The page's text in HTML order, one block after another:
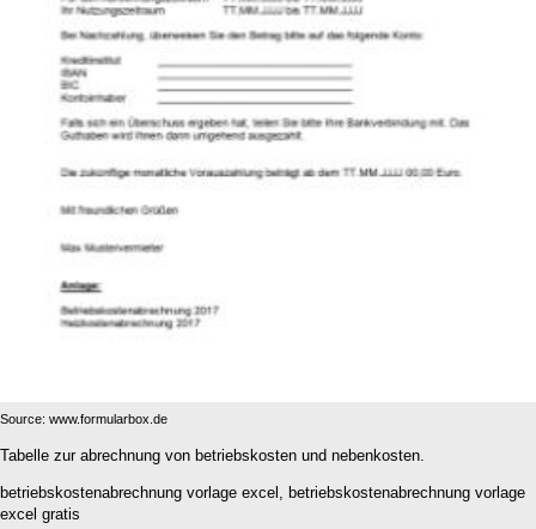
Source: www.formularbox.de
Tabelle zur abrechnung von betriebskosten und nebenkosten.
betriebskostenabrechnung vorlage excel, betriebskostenabrechnung vorlage
excel gratis